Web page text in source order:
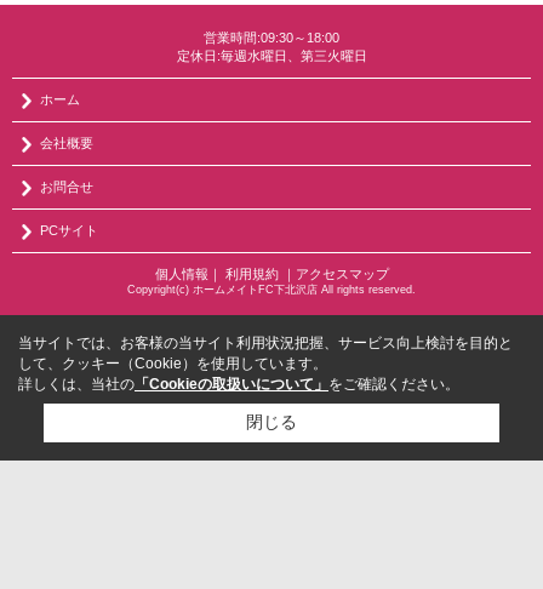
営業時間:09:30～18:00
定休日:毎週水曜日、第三火曜日
ホーム
会社概要
お問合せ
PCサイト
個人情報 ｜ 利用規約｜ アクセスマップ
Copyright(c) ホームメイトFC下北沢店 All rights reserved.
当サイトでは、お客様の当サイト利用状況把握、サービス向上検討を目的と
して、クッキー（Cookie）を使用しています。
詳しくは、当社の 「Cookieの取扱いについて」 をご確認ください。
閉じる